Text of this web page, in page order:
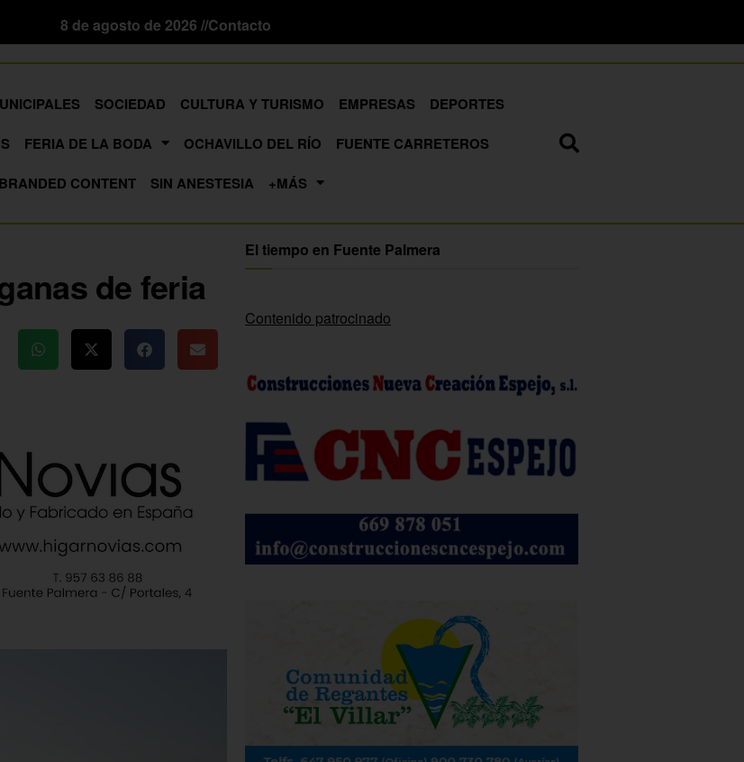
8 de agosto de 2026 //Contacto
SOCIEDAD CULTURA Y TURISMO EMPRESAS
DEPORTES
FERIA DE LA BODA OCHAVILLO DEL RÍO
FUENTE CARRETEROS
BRANDED CONTENT
SIN ANESTESIA +MÁS
de feria
El tiempo en Fuente Palmera
Contenido patrocinado